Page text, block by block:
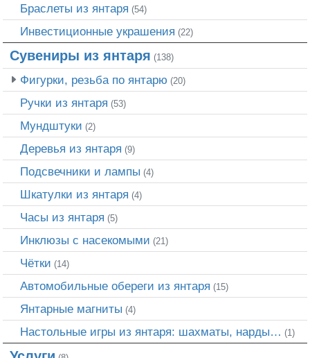
Браслеты из янтаря (54)
Инвестиционные украшения (22)
Сувениры из янтаря (138)
Фигурки, резьба по янтарю (20)
Ручки из янтаря (53)
Мундштуки (2)
Деревья из янтаря (9)
Подсвечники и лампы (4)
Шкатулки из янтаря (4)
Часы из янтаря (5)
Инклюзы с насекомыми (21)
Чётки (14)
Автомобильные обереги из янтаря (15)
Янтарные магниты (4)
Настольные игры из янтаря: шахматы, нарды… (1)